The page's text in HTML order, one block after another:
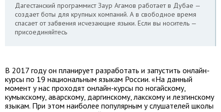
Дагестанский программист Заур Агамов работает в Дубае —
создает боты для крупных компаний. А в свободное время
спасает от забвения исчезающие языки. Если вы носитель —
присоединяйтесь
В 2017 году он планирует разработать и запустить онлайн-
курсы по 19 национальным языкам России. «На данный
момент у нас проходят онлайн-курсы по ногайскому,
кумыкскому, аварскому, даргинскому, лакскому и лезгинскому
языкам. При этом наиболее популярным у слушателей школы